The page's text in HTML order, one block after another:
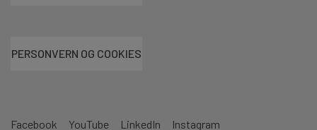
Facebook YouTube LinkedIn Instagram
PERSONVERN OG COOKIES